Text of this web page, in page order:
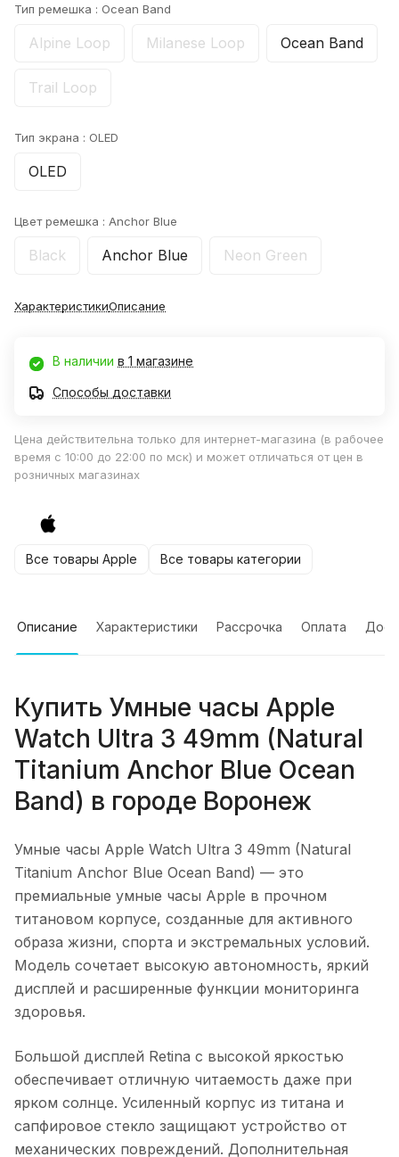
Тип ремешка : Ocean Band
Alpine Loop Milanese Loop Ocean Band
Trail Loop
Тип экрана : OLED
OLED
Цвет ремешка : Anchor Blue
Black Anchor Blue Neon Green
ХарактеристикиОписание
В наличии в 1 магазине
Способы доставки
Цена действительна только для интернет-магазина (в рабочее
время с 10:00 до 22:00 по мск) и может отличаться от цен в
розничных магазинах
Все товары Apple Все товары категории
Описание Характеристики Рассрочка Оплата
Купить Умные часы Apple
Watch Ultra 3 49mm (Natural
Titanium Anchor Blue Ocean
Band) в городе Воронеж
Умные часы Apple Watch Ultra 3 49mm (Natural
Titanium Anchor Blue Ocean Band) — это
премиальные умные часы Apple в прочном
титановом корпусе, созданные для активного
образа жизни, спорта и экстремальных условий.
Модель сочетает высокую автономность, яркий
дисплей и расширенные функции мониторинга
здоровья.
Большой дисплей Retina с высокой яркостью
обеспечивает отличную читаемость даже при
ярком солнце. Усиленный корпус из титана и
сапфировое стекло защищают устройство от
механических повреждений. Дополнительная